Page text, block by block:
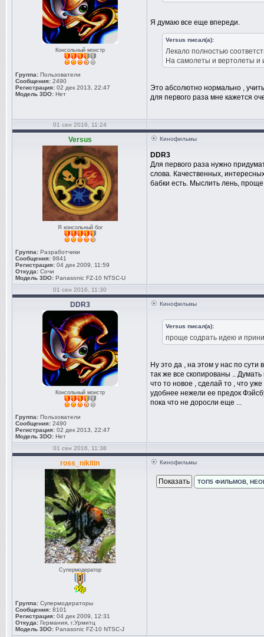
Консольный монстр
Группа: Пользователи
Сообщения: 2490
Регистрация: 02 дек 2013, 22:47
Модель 3DO: Нет
Я думаю все еще впереди.
Versus писал(а):
Лекало полностью
На самолеты и вертолеты и
Это абсолютно нормально ,
для первого раза мне кажется
01 сен 2016, 11:24
Versus
Я консольный бог
Группа: Разработчики
Сообщения: 9841
Регистрация: 04 дек 2009, 11:59
Откуда: Сочи
Модель 3DO: Panasonic FZ-10 NTSC-U
Кинофильмы
DDR3
Для первого раза нужно
слова. Качественных,
бабки есть. Мыслить лень,
01 сен 2016, 11:30
DDR3
Консольный монстр
Группа: Пользователи
Сообщения: 2490
Регистрация: 02 дек 2013, 22:47
Модель 3DO: Нет
Кинофильмы
Versus писал(а):
проще содрать идею и
Ну это да , на этом у нас по
так же все скопированы ..
что то новое , сделай то , что
удобнее нежели ее предок
пока что не доросли еще ...
01 сен 2016, 11:38
ross_nikitin
Супермодератор
Группа: Супермодераторы
Сообщения: 8101
Регистрация: 04 дек 2009, 12:31
Откуда: Германия, г.Урмитц
Модель 3DO: Panasonic FZ-10 NTSC-J
Кинофильмы
ТОП5 ФИЛЬМОВ,